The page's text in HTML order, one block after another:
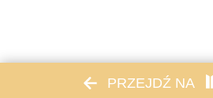
PRZEJDŹ NA